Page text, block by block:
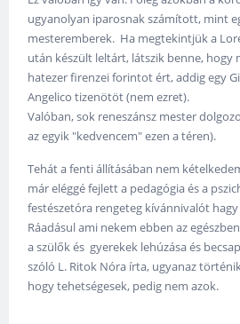
ugyanolyan iparosnak számított, mint
mesteremberek. Ha megtekintjük a
után készült leltárt, látszik benne, hogy
hatezer firenzei forintot ért, addig egy
Angelico tizenötöt (nem ezret).
Valóban, sok reneszánsz mester
az egyik "kedvencem" ezen a téren).
Tehát a fenti állításában nem
már eléggé fejlett a pedagógia és a
festészetóra rengeteg kívánnivalót
Ráadásul ami nekem ebben az
a szülők és gyerekek lehúzása és
szóló L. Ritok Nóra írta, ugyanaz
hogy tehetségesek, pedig nem azok.